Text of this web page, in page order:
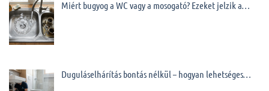
Miért bugyog a WC vagy a mosogató? Ezeket jelzik a…
Duguláselhárítás bontás nélkül – hogyan lehetséges…